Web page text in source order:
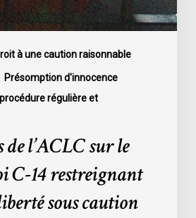
à une caution raisonnable
Présomption d'innocence
régulière et
de l’ACLC sur le
C-14 restreignant
sous caution